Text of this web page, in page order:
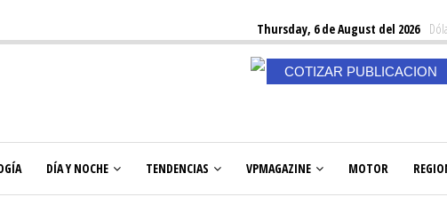
Thursday, 6 de August del 2026
COTIZAR PUBLICACION
DÍA Y NOCHE TENDENCIAS VPMAGAZINE MOTOR